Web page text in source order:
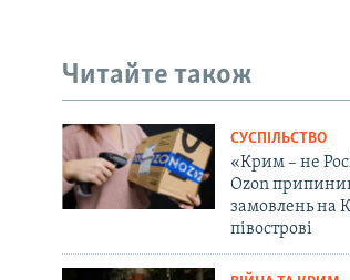
Читайте також
СУСПІЛЬСТВО
«Крим – не
Ozon
замовлень на
півострові